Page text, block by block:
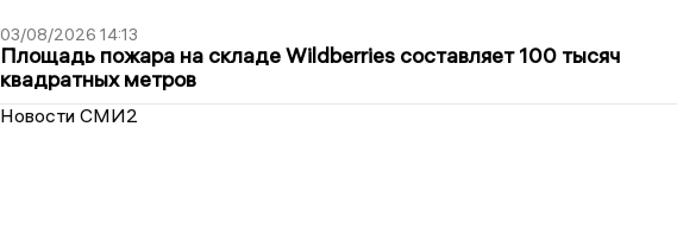
03/08/2026 14:13
Площадь пожара на складе Wildberries составляет 100 тысяч
квадратных метров
Новости СМИ2